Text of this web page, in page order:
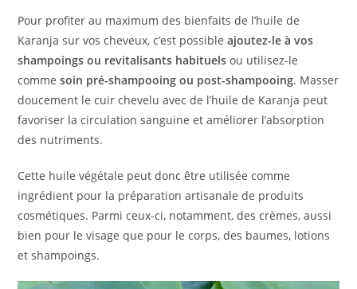
Pour profiter au maximum des bienfaits de l’huile de
Karanja sur vos cheveux, c’est possibleajoutez-le à vos
shampoings ou revitalisants habituels ou utilisez-le
commesoin pré-shampooing ou post-shampooing. Masser
doucement le cuir chevelu avec de l’huile de Karanja peut
favoriser la circulation sanguine et améliorer l’absorption
des nutriments.
Cette huile végétale peut donc être utilisée comme
ingrédient pour la préparation artisanale de produits
cosmétiques. Parmi ceux-ci, notamment, des crèmes, aussi
bien pour le visage que pour le corps, des baumes, lotions
et shampoings.